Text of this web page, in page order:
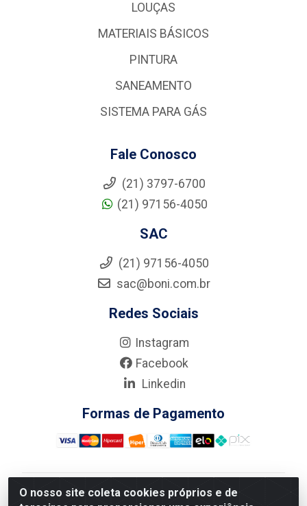
O nosso site coleta cookies próprios e de
LOUÇAS
MATERIAIS BÁSICOS
PINTURA
SANEAMENTO
SISTEMA PARA GÁS
Fale Conosco
(21) 3797-6700
(21) 97156-4050
SAC
(21) 97156-4050
sac@boni.com.br
Redes Sociais
Instagram
Facebook
Linkedin
Formas de Pagamento
Nova Boni Distribuidora de Material de Construção LTDA